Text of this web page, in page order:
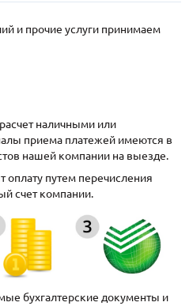
и прочие услуги принимаем
наличными или
приема платежей имеются в
нашей компании на выезде.
путем перечисления
счет компании.
бухгалтерские документы и